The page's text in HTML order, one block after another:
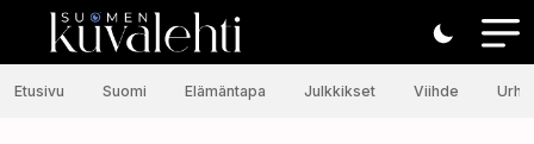
Etusivu Suomi Elämäntapa Julkkikset Viihde